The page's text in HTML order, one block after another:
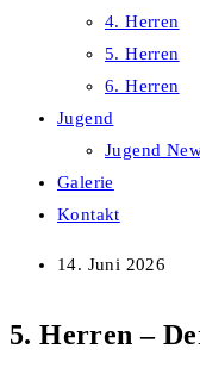
4. Herren
5. Herren
6. Herren
Jugend
Jugend
Galerie
Kontakt
14. Juni 2026
5. Herren –